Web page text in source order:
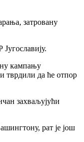
затровану
кампању
тврдили да ће отпор
захваљујући
рат је још